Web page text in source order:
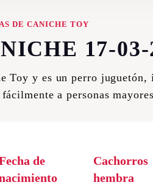
Cachorros
Cachorros
Cachorros
Cachorros
DE CANICHE TOY
17-03-
Toy y es un perro
fácilmente a personas
de
Cachorros
hembra